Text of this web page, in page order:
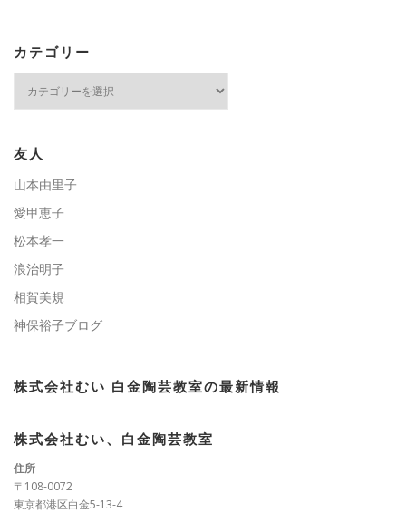
カテゴリー
ー
友人
山本由里子
愛甲恵子
松本孝一
浪治明子
相賀美規
神保裕子ブログ
株式会社むい 白金陶芸教室の最新情報
株式会社むい、白金陶芸教室
住所
〒108-0072
東京都港区白金5-13-4